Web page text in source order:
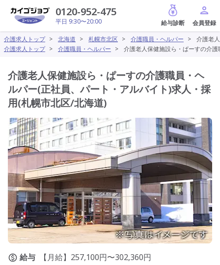
0120-952-475
平日 9:30〜20:00
給与診断
介護求人トップ > 北海道 > 札幌市北区 > 介護職員・ヘルパー >
介護老
介護求人トップ > 介護職員・ヘルパー > 介護老人保健施設ら・ぱーすの介
介護老人保健施設ら・ぱーすの介護職員・ヘ
ルパー(正社員、パート・アルバイト)求人・採
用(札幌市北区/北海道)
給与
【月給】257,100円〜302,360円